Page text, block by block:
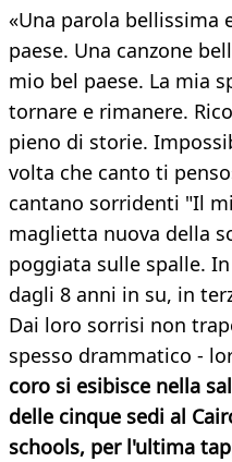
«Una parola bellissima
paese. Una canzone
mio bel paese. La mia
tornare e rimanere.
pieno di storie.
volta che canto ti
cantano sorridenti "Il
maglietta nuova della
poggiata sulle spalle.
dagli 8 anni in su, in
Dai loro sorrisi non
spesso drammatico -
coro si esibisce nella
delle cinque sedi al
schools, per l'ultima